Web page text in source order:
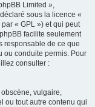
Limited »,
sous la licence «
« GPL ») et qui peut
facilite seulement
responsable de ce que
ou conduite permis. Pour
consulter :
vulgaire,
ou tout autre contenu qui